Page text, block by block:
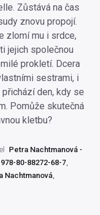
Zůstává na čas
znovu propojí.
zlomí mu i srdce,
jejich společnou
prokletí. Dcera
sestrami, i
den, kdy se
Pomůže skutečná
kletbu?
Petra Nachtmanová -
978-80-88272-68-7
Nachtmanová